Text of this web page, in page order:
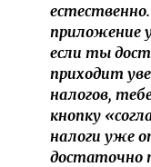
приложение
если ты
приходит
налогов,
кнопку
налоги уже
достаточно